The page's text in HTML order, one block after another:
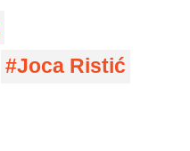
Joca Ristić